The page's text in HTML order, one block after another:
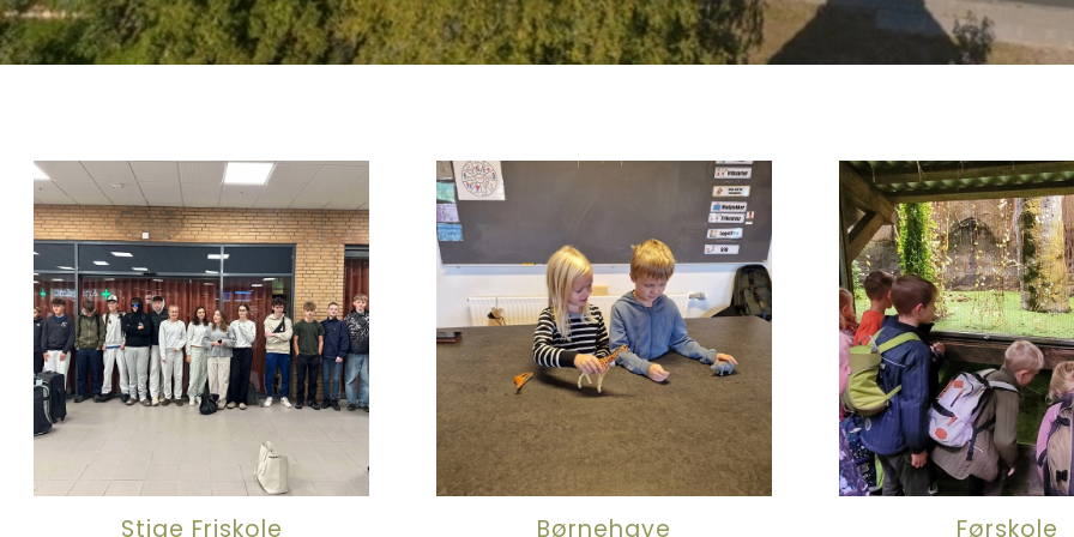
Stige Friskole Børnehave Førskole